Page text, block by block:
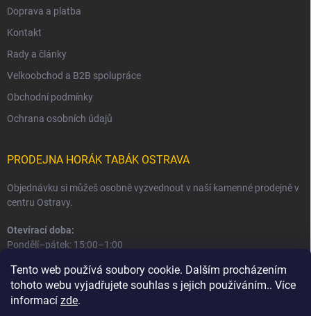
Tento web používá soubory cookie. Dalším procházením
tohoto webu vyjadřujete souhlas s jejich používáním.. Více
informací zde.
Doprava a platba
Kontakt
Rady a články
Velkoobchod a B2B spolupráce
Obchodní podmínky
Ochrana osobních údajů
PRODEJNA HORÁK TABÁK OSTRAVA
Objednávku si můžeš osobně vyzvednout v naší kamenné prodejně v
centru Ostravy.
Otevírací doba:
Pondělí–pátek: 15:00–1:00
Informace o prodejně a osobním odběru